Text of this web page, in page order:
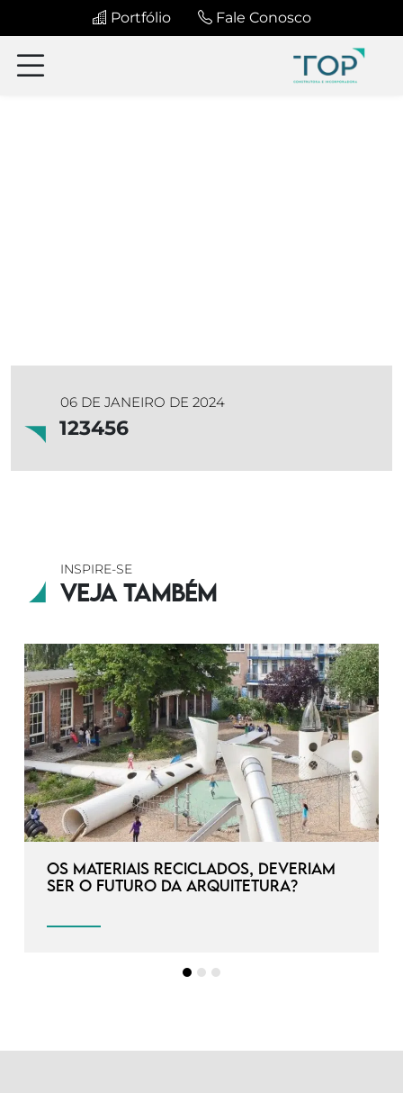
Portfólio Fale Conosco
06 DE JANEIRO DE 2024
123456
INSPIRE-SE
Veja também
Os materiais reciclados, deveriam
ser o futuro da arquitetura?